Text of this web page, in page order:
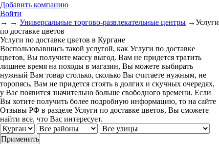
Добавить компанию
Войти
→ → Универсальные торгово-развлекательные центры →Услуги
по доставке цветов
Услуги по доставке цветов в Кургане
Воспользовавшись такой услугой, как Услуги по доставке
цветов, Вы получите массу выгод. Вам не придется тратить
лишнее время на походы в магазин, Вы можете выбирать
нужный Вам товар столько, сколько Вы считаете нужным, не
торопясь, Вам не придется стоять в долгих и скучных очередях,
у Вас появится значительно больше свободного времени. Если
Вы хотите получить более подробную информацию, то на сайте
Отзывы РФ в разделе Услуги по доставке цветов, Вы сможете
найти все, что Вас интересует.